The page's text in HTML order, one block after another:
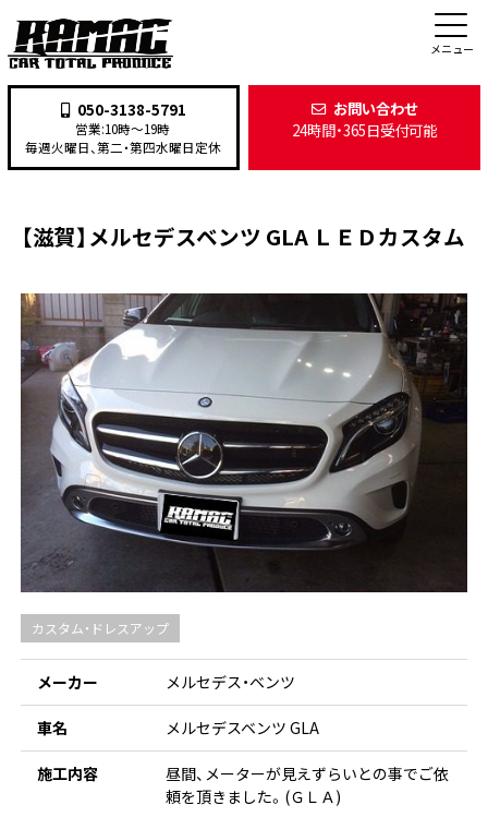
メニュー
050-3138-5791
営業:10時〜19時
毎週火曜日、第二・第四水曜日定休
お問い合わせ
24時間・365日受付可能
TOP 施工事例>カスタム・ドレスアップ 【滋賀】メルセデスベンツ GLA ＬＥＤカスタム
【滋賀】メルセデスベンツ GLA ＬＥＤカスタム
カスタム・ドレスアップ
メーカー メルセデス・ベンツ
車名 メルセデスベンツ GLA
施工内容
昼間、メーターが見えずらいとの事でご依
頼を頂きました。(ＧＬＡ)